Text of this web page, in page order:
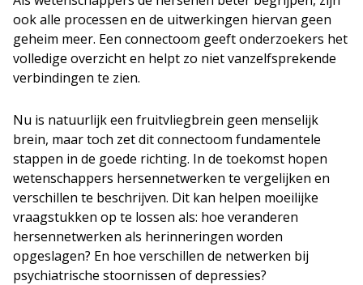
ook alle processen en de uitwerkingen hiervan geen
geheim meer. Een connectoom geeft onderzoekers het
volledige overzicht en helpt zo niet vanzelfsprekende
verbindingen te zien.
Nu is natuurlijk een fruitvliegbrein geen menselijk
brein, maar toch zet dit connectoom fundamentele
stappen in de goede richting. In de toekomst hopen
wetenschappers hersennetwerken te vergelijken en
verschillen te beschrijven. Dit kan helpen moeilijke
vraagstukken op te lossen als: hoe veranderen
hersennetwerken als herinneringen worden
opgeslagen? En hoe verschillen de netwerken bij
psychiatrische stoornissen of depressies?